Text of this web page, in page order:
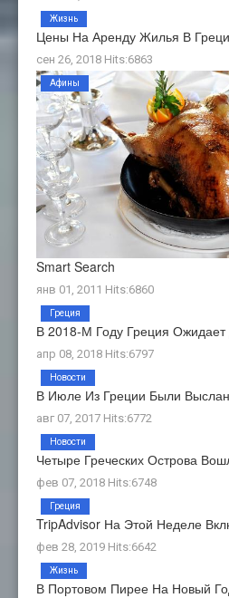
Цены На Аренду Жилья В
сен 26, 2018 Hits:6863
Жизнь
Smart Search
янв 01, 2011 Hits:6860
Афины
В 2018-М Году Греция
апр 08, 2018 Hits:6797
Греция
В Июле Из Греции Были
авг 07, 2017 Hits:6772
Новости
Четыре Греческих Острова
фев 07, 2018 Hits:6748
Новости
TripAdvisor На Этой Неделе
фев 28, 2019 Hits:6642
Греция
В Портовом Пирее На Новый
Жизнь